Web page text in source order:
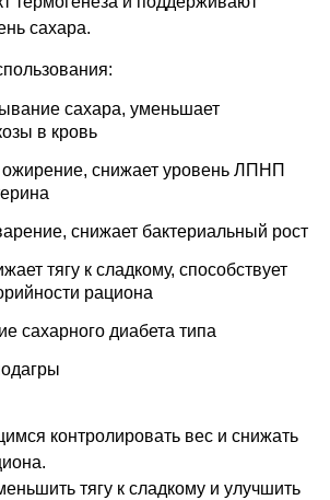
сахара.
:
сахара, уменьшает
в кровь
снижает уровень ЛПНП
снижает бактериальный рост
тягу к сладкому, способствует
рациона
сахарного диабета типа
контролировать вес и снижать
.
тягу к сладкому и улучшить